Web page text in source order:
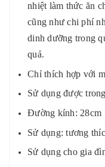
nhiệt làm thức ăn
cũng như chi phí
dinh dưỡng trong
quả.
Chỉ thích hợp với
Sử dụng được
Đường kính: 28cm
Sử dụng: tương
Sử dụng cho gia